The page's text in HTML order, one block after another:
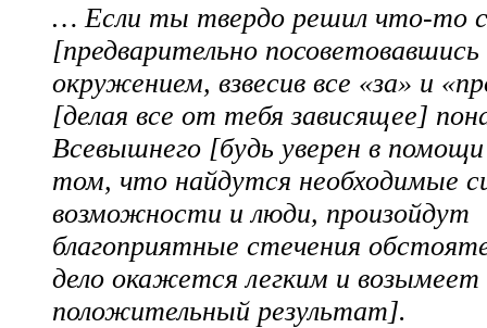
… Если ты твердо решил что-то
[предварительно
окружением, взвесив все «за» и
[делая все от тебя зависящее]
Всевышнего [будь уверен в
том, что найдутся необходимые
возможности и люди, произойдут
благоприятные стечения
дело окажется легким и возымеет
положительный результат].